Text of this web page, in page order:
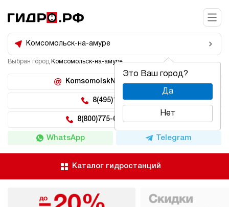
Комсомольск-на-амуре
Это Ваш город?
Да
Нет
Выбран город Комсомольск-на-амуре
KomsomolskNaAmure@hidro.ru
8(495)150-04-62
8(800)775-04-62 доб 222
WhatsApp Telegram
Каталог гидростанций